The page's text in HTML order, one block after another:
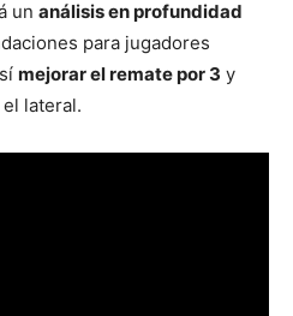
un análisis en profundidad
para jugadores
mejorar el remate por 3 y
lateral.